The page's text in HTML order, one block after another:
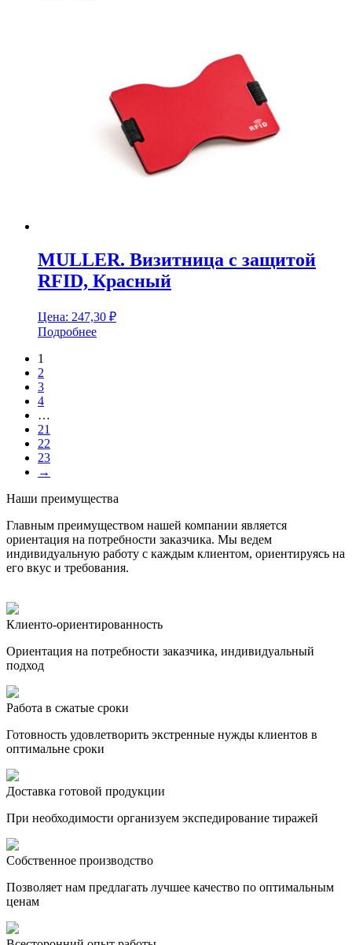
MULLER. Визитница с защитой
RFID, Красный
Цена: 247,30 ₽
Подробнее
1
2
3
4
…
21
22
23
→
Наши преимущества
Главным преимуществом нашей компании является
ориентация на потребности заказчика. Мы ведем
индивидуальную работу с каждым клиентом, ориентируясь на
его вкус и требования.
Клиенто-ориентированность
Ориентация на потребности заказчика, индивидуальный
подход
Работа в сжатые сроки
Готовность удовлетворить экстренные нужды клиентов в
оптимальне сроки
Доставка готовой продукции
При необходимости организуем экспедирование тиражей
Собственное производство
Позволяет нам предлагать лучшее качество по оптимальным
ценам